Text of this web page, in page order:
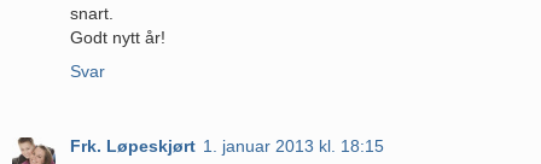
snart.
Godt nytt år!
Svar
Frk. Løpeskjørt 1. januar 2013 kl. 18:15